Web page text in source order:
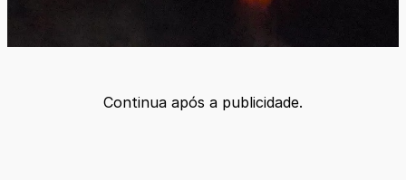
Continua após a publicidade.